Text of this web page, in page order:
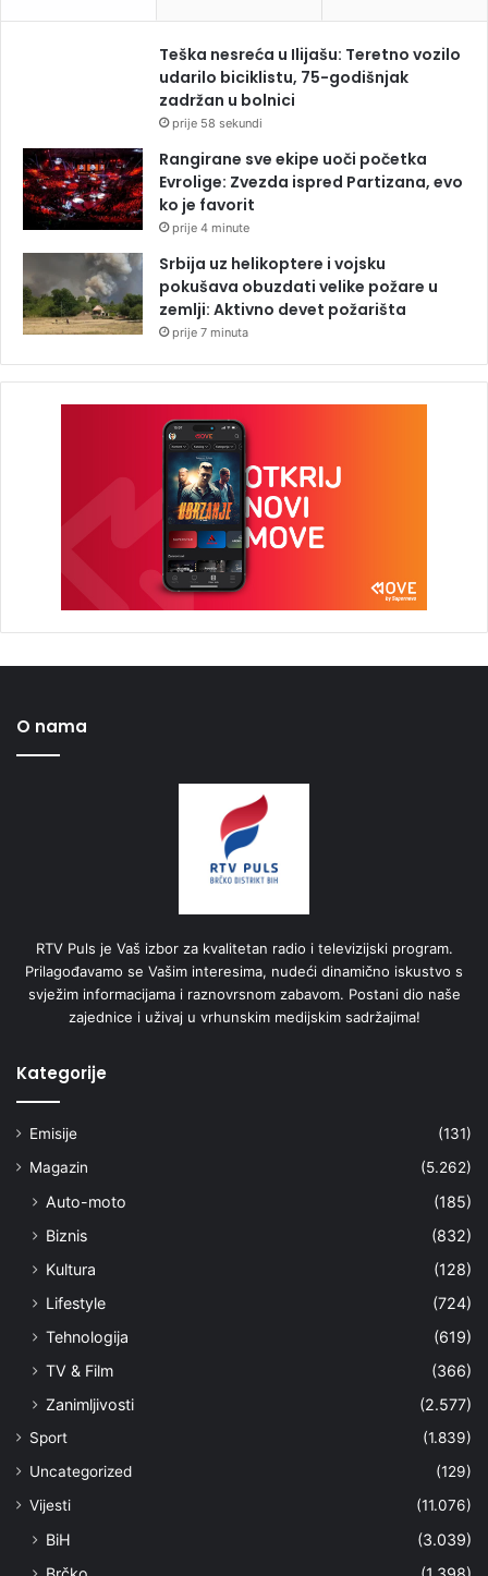
Teška nesreća u Ilijašu: Teretno vozilo
udarilo biciklistu, 75-godišnjak
zadržan u bolnici
prije 58 sekundi
Rangirane sve ekipe uoči početka
Evrolige: Zvezda ispred Partizana, evo
ko je favorit
prije 4 minute
Srbija uz helikoptere i vojsku
pokušava obuzdati velike požare u
zemlji: Aktivno devet požarišta
prije 7 minuta
O nama
RTV Puls je Vaš izbor za kvalitetan radio i televizijski program.
Prilagođavamo se Vašim interesima, nudeći dinamično iskustvo s
svježim informacijama i raznovrsnom zabavom. Postani dio naše
zajednice i uživaj u vrhunskim medijskim sadržajima!
Kategorije
Emisije
(131)
Magazin
(5.262)
Auto-moto
(185)
Biznis
(832)
Kultura
(128)
Lifestyle
(724)
Tehnologija
(619)
TV & Film
(366)
Zanimljivosti
(2.577)
Sport
(1.839)
Uncategorized
(129)
Vijesti
(11.076)
BiH
(3.039)